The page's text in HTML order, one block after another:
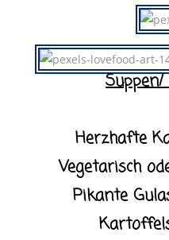
Herzhafte
Vegetarisch
Pikante